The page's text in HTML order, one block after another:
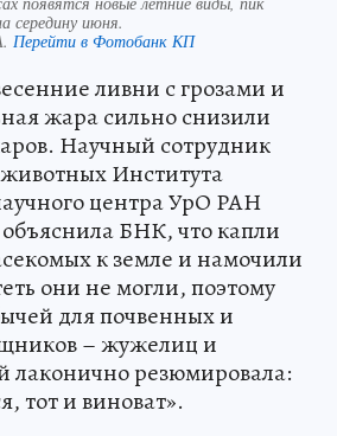
середину июня.
Перейти в Фотобанк КП
ливни с грозами и
жара сильно снизили
Научный сотрудник
Института
центра УрО РАН
БНК, что капли
к земле и намочили
они не могли, поэтому
для почвенных и
– жужелиц и
лаконично резюмировала:
тот и виноват».